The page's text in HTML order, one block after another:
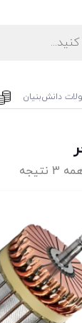
دانش‌بنیان‌